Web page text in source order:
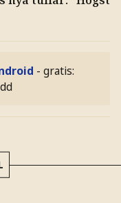
- gratis: